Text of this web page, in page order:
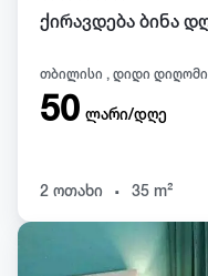
თბილისი , დიდი დიღომი
50 ლარი/დღე
2 ოთახი . 35 m²